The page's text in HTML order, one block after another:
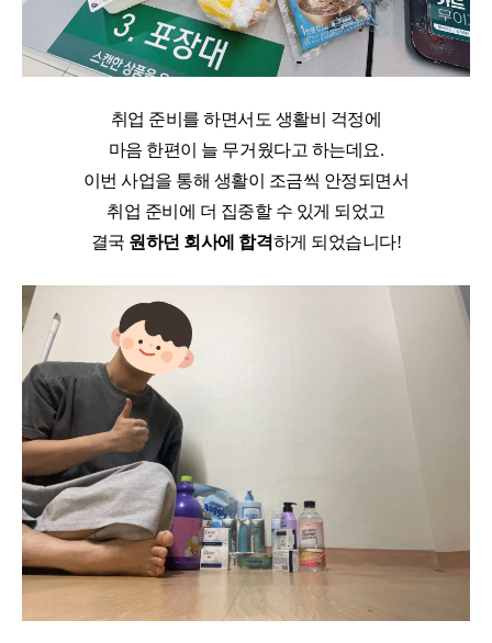
취업 준비를 하면서도 생활비 걱정에
마음 한편이 늘 무거웠다고 하는데요.
이번 사업을 통해 생활이 조금씩 안정되면서
취업 준비에 더 집중할 수 있게 되었고
결국 원하던 회사에 합격하게 되었습니다!